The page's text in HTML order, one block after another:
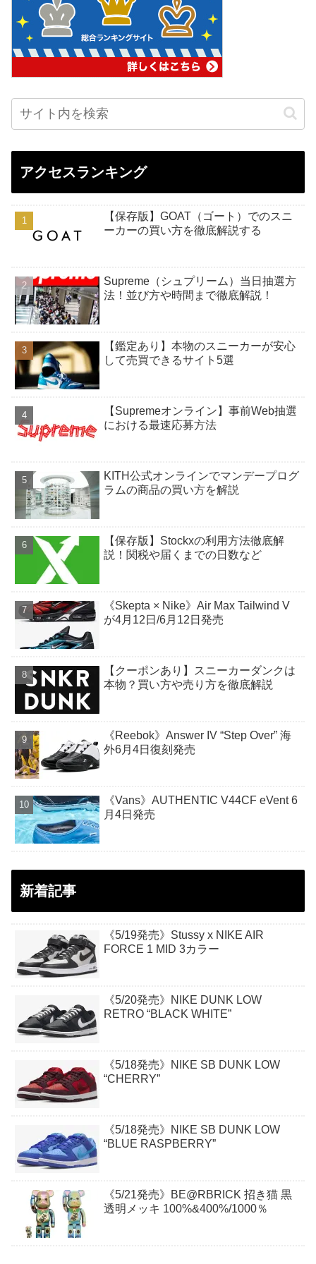
アクセスランキング
【保存版】GOAT（ゴート）でのスニ
ーカーの買い方を徹底解説する
Supreme（シュプリーム）当日抽選方
法！並び方や時間まで徹底解説！
【鑑定あり】本物のスニーカーが安心
して売買できるサイト5選
【Supremeオンライン】事前Web抽選
における最速応募方法
KITH公式オンラインでマンデープログ
ラムの商品の買い方を解説
【保存版】Stockxの利用方法徹底解
説！関税や届くまでの日数など
《Skepta × Nike》Air Max Tailwind V
が4月12日/6月12日発売
【クーポンあり】スニーカーダンクは
本物？買い方や売り方を徹底解説
《Reebok》Answer IV “Step Over” 海
外6月4日復刻発売
《Vans》AUTHENTIC V44CF eVent 6
月4日発売
新着記事
《5/19発売》Stussy x NIKE AIR
FORCE 1 MID 3カラー
《5/20発売》NIKE DUNK LOW
RETRO “BLACK WHITE”
《5/18発売》NIKE SB DUNK LOW
“CHERRY”
《5/18発売》NIKE SB DUNK LOW
“BLUE RASPBERRY”
《5/21発売》BE@RBRICK 招き猫 黒
透明メッキ 100%&400%/1000％